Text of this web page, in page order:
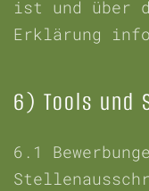
ist und über
Erklärung
6) Tools und
6.1